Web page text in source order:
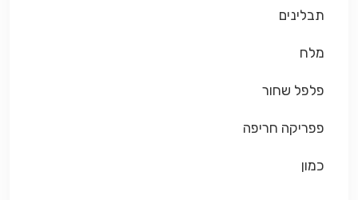
תבלינים
מלח
פלפל שחור
פפריקה חריפה
כמון